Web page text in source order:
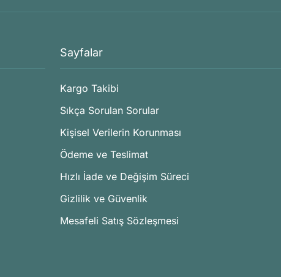
Sayfalar
Kargo Takibi
Sıkça Sorulan Sorular
Kişisel Verilerin Korunması
Ödeme ve Teslimat
Hızlı İade ve Değişim Süreci
Gizlilik ve Güvenlik
Mesafeli Satış Sözleşmesi